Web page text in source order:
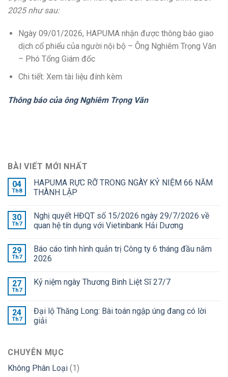
2025 như sau:
Ngày 09/01/2026, HAPUMA nhận được thông báo giao
dịch cổ phiếu của người nội bộ – Ông Nghiêm Trọng Văn
– Phó Tổng Giám đốc
Chi tiết: Xem tài liệu đính kèm
Thông báo của ông Nghiêm Trọng Văn
BÀI VIẾT MỚI NHẤT
04
Th8
HAPUMA RỰC RỠ TRONG NGÀY KỶ NIỆM 66 NĂM
THÀNH LẬP
30
Th7
Nghị quyết HĐQT số 15/2026 ngày 29/7/2026 về
quan hệ tín dụng với Vietinbank Hải Dương
29
Th7
Báo cáo tình hình quản trị Công ty 6 tháng đầu năm
2026
27
Th7
Kỷ niệm ngày Thương Binh Liệt Sĩ 27/7
24
Th7
Đại lộ Thăng Long: Bài toán ngập úng đang có lời
giải
CHUYÊN MỤC
Không Phân Loại (1)